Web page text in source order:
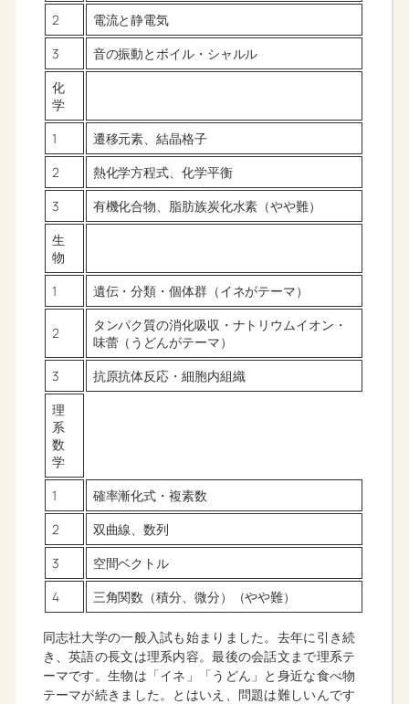
2
電流と静電気
3
音の振動とボイル・シャルル
化
学
1
遷移元素、結晶格子
2
熱化学方程式、化学平衡
3
有機化合物、脂肪族炭化水素（やや難）
生
物
1
遺伝・分類・個体群（イネがテーマ）
2
タンパク質の消化吸収・ナトリウムイオン・
味蕾（うどんがテーマ）
3
抗原抗体反応・細胞内組織
理
系
数
学
1
確率漸化式・複素数
2
双曲線、数列
3
空間ベクトル
4
三角関数（積分、微分）（やや難）
同志社大学の一般入試も始まりました。去年に引き続
き、英語の長文は理系内容。最後の会話文まで理系テ
ーマです。生物は「イネ」「うどん」と身近な食べ物
テーマが続きました。とはいえ、問題は難しいんです